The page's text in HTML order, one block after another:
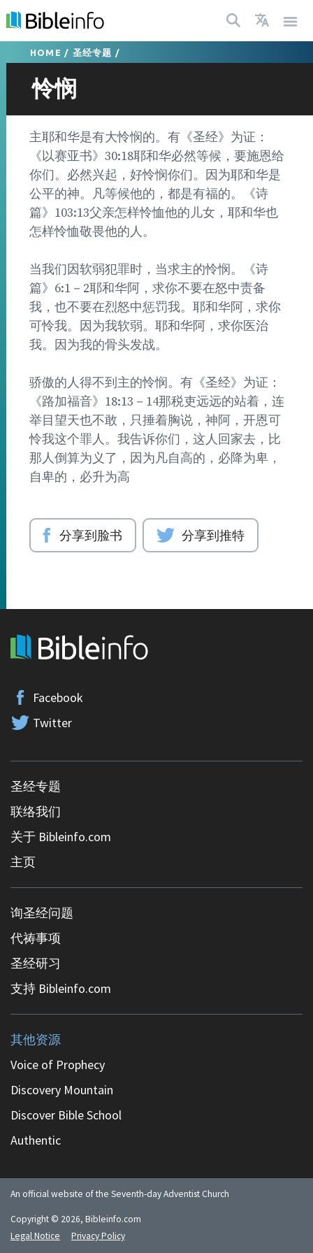
HOME / 圣经专题 /
怜悯
主耶和华是有大怜悯的。有《圣经》为证：
《以赛亚书》30:18耶和华必然等候，要施恩给
你们。必然兴起，好怜悯你们。因为耶和华是
公平的神。凡等候他的，都是有福的。《诗
篇》103:13父亲怎样怜恤他的儿女，耶和华也
怎样怜恤敬畏他的人。
当我们因软弱犯罪时，当求主的怜悯。《诗
篇》6:1－2耶和华阿，求你不要在怒中责备
我，也不要在烈怒中惩罚我。耶和华阿，求你
可怜我。因为我软弱。耶和华阿，求你医治
我。因为我的骨头发战。
骄傲的人得不到主的怜悯。有《圣经》为证：
《路加福音》18:13－14那税吏远远的站着，连
举目望天也不敢，只捶着胸说，神阿，开恩可
怜我这个罪人。我告诉你们，这人回家去，比
那人倒算为义了，因为凡自高的，必降为卑，
自卑的，必升为高
分享到脸书 分享到推特
Facebook
Twitter
圣经专题
联络我们
关于 Bibleinfo.com
主页
询圣经问题
代祷事项
圣经研习
支持 Bibleinfo.com
其他资源
Voice of Prophecy
Discovery Mountain
Discover Bible School
Authentic
An official website of the Seventh-day Adventist Church
Copyright © 2026, Bibleinfo.com
Legal Notice
Privacy Policy